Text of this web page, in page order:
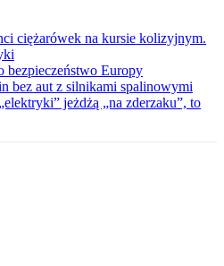
ciężarówek na kursie kolizyjnym.
Europy
bez aut z silnikami spalinowymi
jeżdżą „na zderzaku”, to